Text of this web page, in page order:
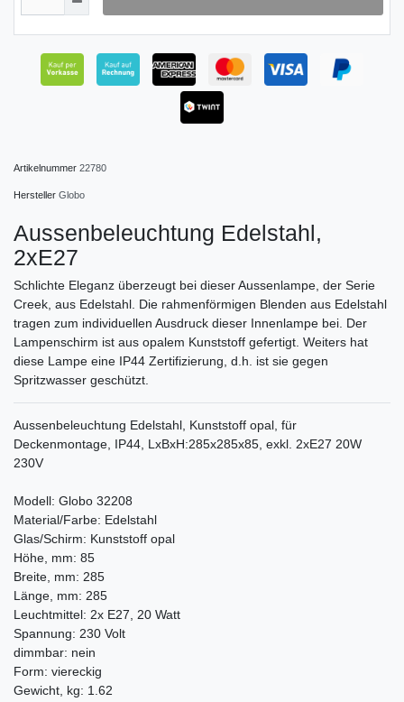
Artikelnummer 22780
Hersteller Globo
Aussenbeleuchtung Edelstahl,
2xE27
Schlichte Eleganz überzeugt bei dieser Aussenlampe, der Serie
Creek, aus Edelstahl. Die rahmenförmigen Blenden aus Edelstahl
tragen zum individuellen Ausdruck dieser Innenlampe bei. Der
Lampenschirm ist aus opalem Kunststoff gefertigt. Weiters hat
diese Lampe eine IP44 Zertifizierung, d.h. ist sie gegen
Spritzwasser geschützt.
Aussenbeleuchtung Edelstahl, Kunststoff opal, für
Deckenmontage, IP44, LxBxH:285x285x85, exkl. 2xE27 20W
230V
Modell: Globo 32208
Material/Farbe: Edelstahl
Glas/Schirm: Kunststoff opal
Höhe, mm: 85
Breite, mm: 285
Länge, mm: 285
Leuchtmittel: 2x E27, 20 Watt
Spannung: 230 Volt
dimmbar: nein
Form: viereckig
Gewicht, kg: 1.62